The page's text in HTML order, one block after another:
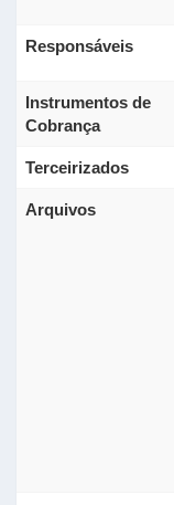
Responsáveis
Instrumentos de
Cobrança
Terceirizados
Arquivos